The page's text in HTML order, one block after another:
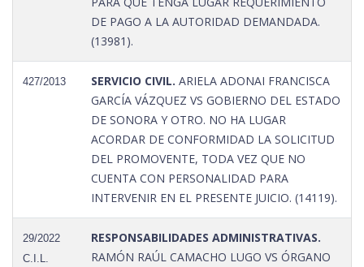
DE PAGO A LA AUTORIDAD DEMANDADA.
(13981).
427/2013 SERVICIO CIVIL. ARIELA ADONAI FRANCISCA
GARCÍA VÁZQUEZ VS GOBIERNO DEL ESTADO
DE SONORA Y OTRO. NO HA LUGAR
ACORDAR DE CONFORMIDAD LA SOLICITUD
DEL PROMOVENTE, TODA VEZ QUE NO
CUENTA CON PERSONALIDAD PARA
INTERVENIR EN EL PRESENTE JUICIO. (14119).
29/2022
C.I.L.
RESPONSABILIDADES ADMINISTRATIVAS.
RAMÓN RAÚL CAMACHO LUGO VS ÓRGANO